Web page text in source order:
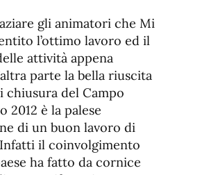
gli animatori che Mi
l’ottimo lavoro ed il
attività appena
parte la bella riuscita
chiusura del Campo
2012 è la palese
di un buon lavoro di
il coinvolgimento
ha fatto da cornice